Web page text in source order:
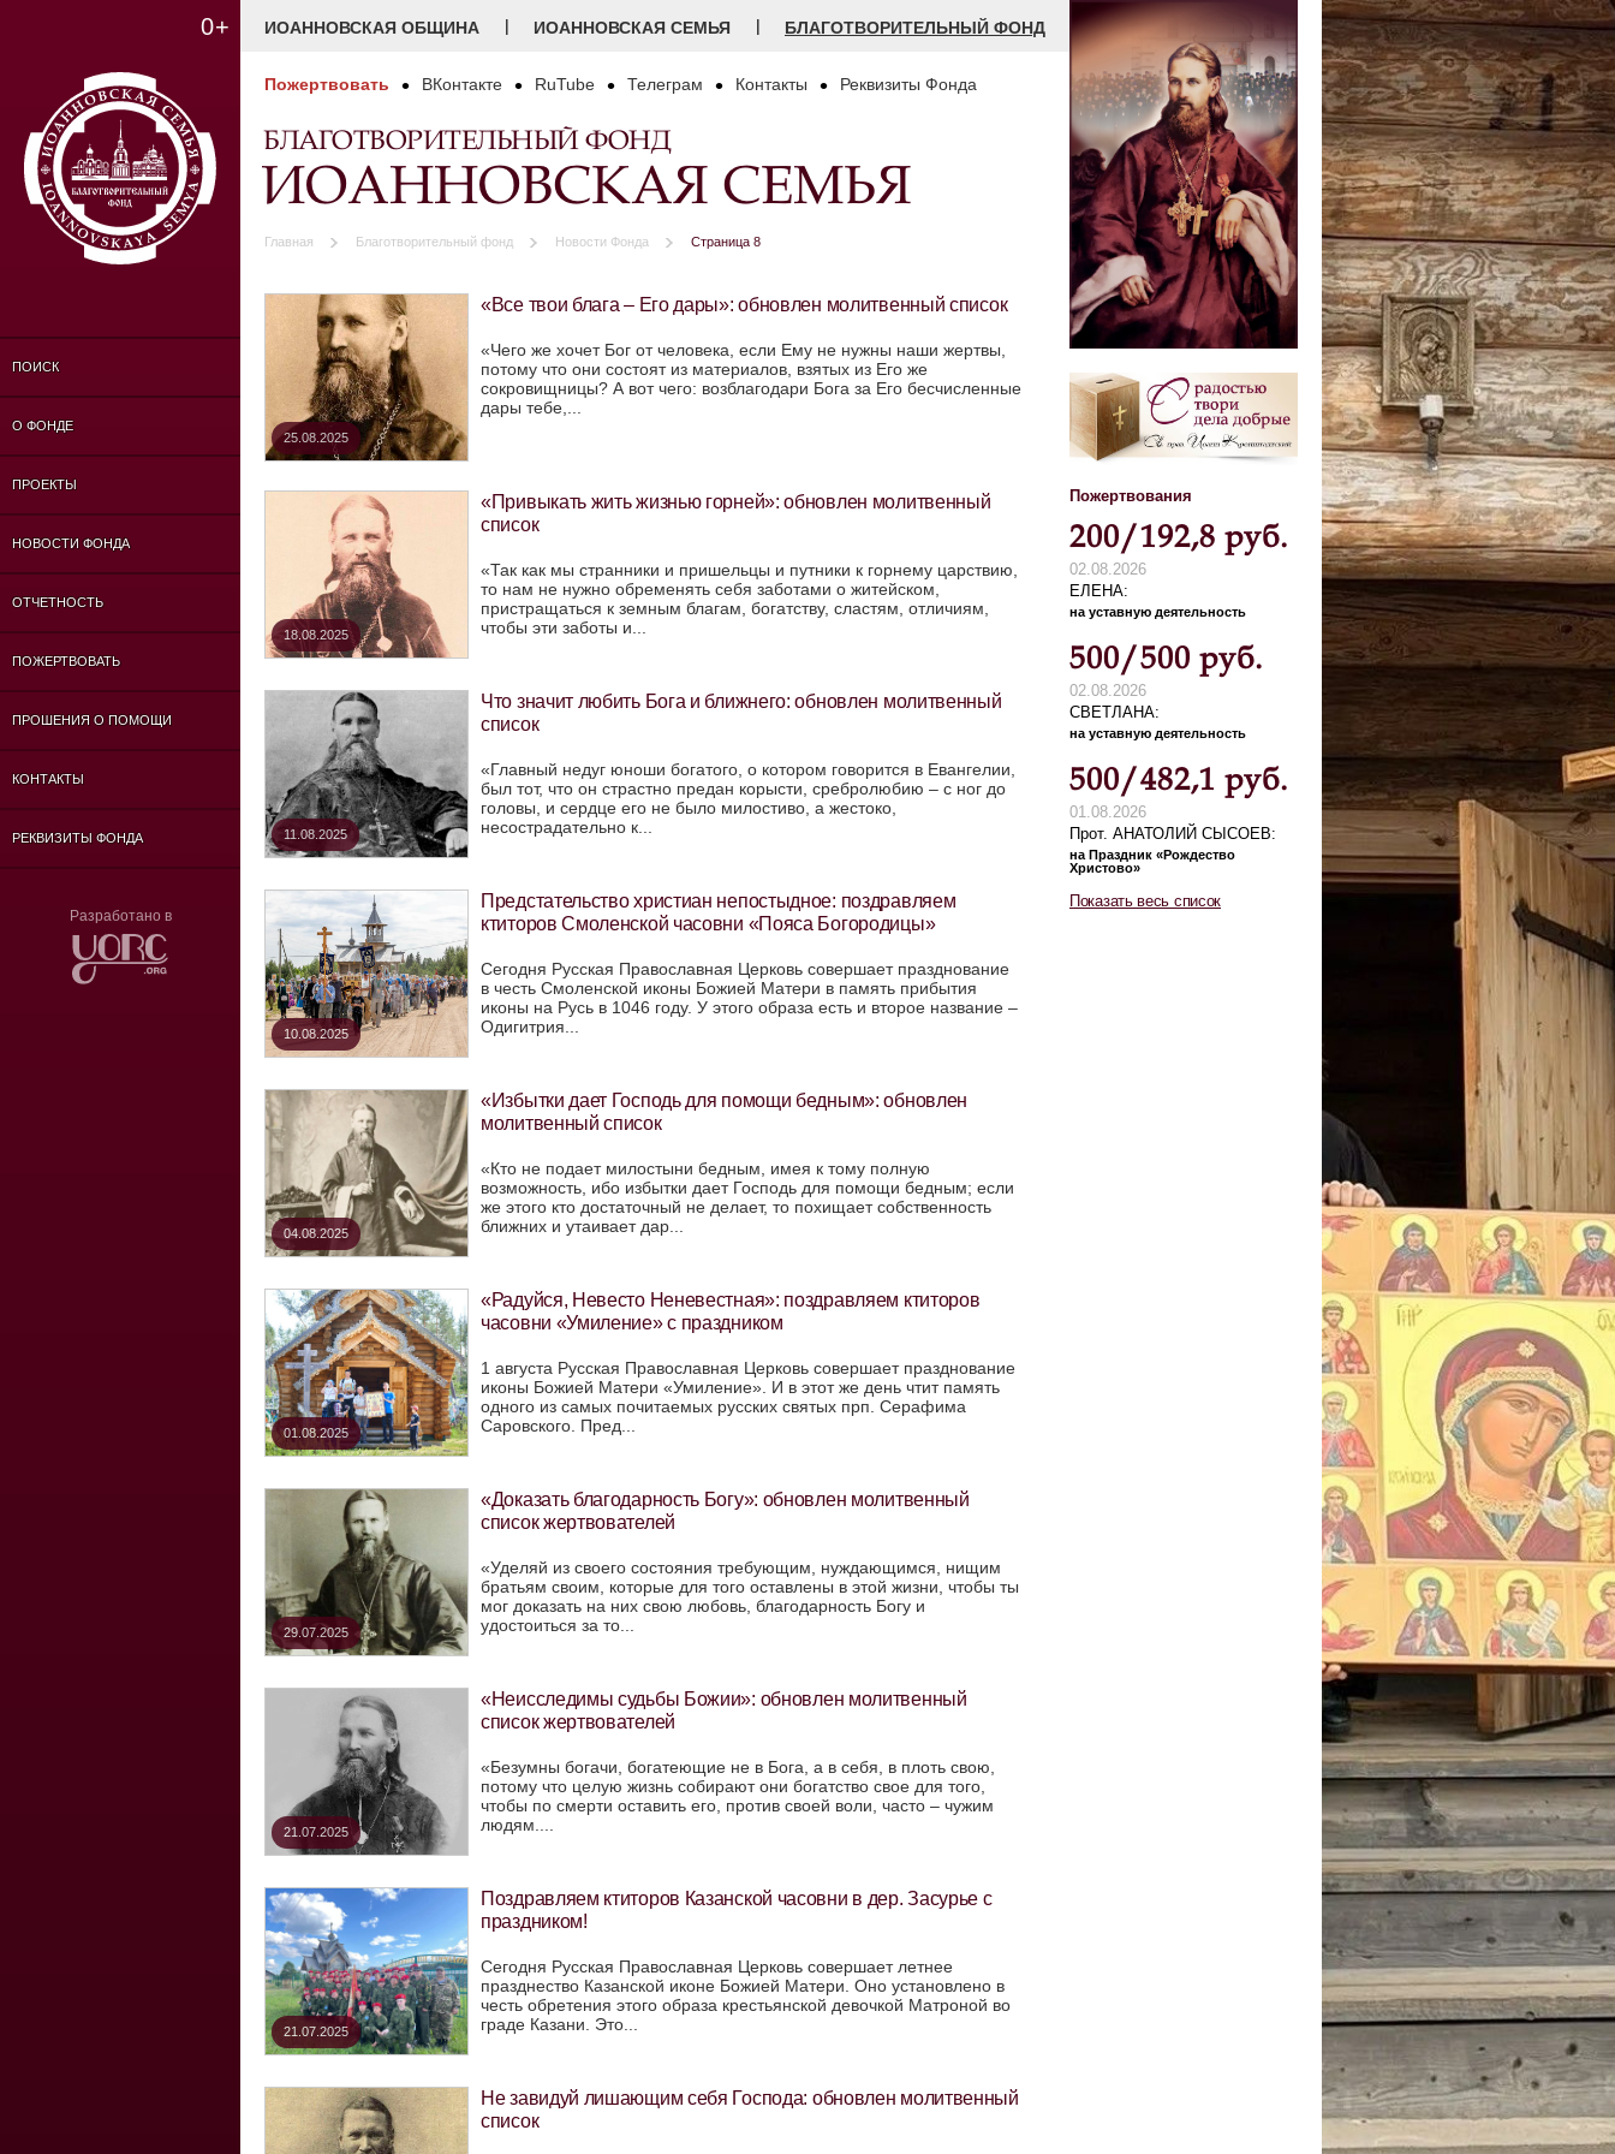
0+
ПОИСК
О ФОНДЕ
ПРОЕКТЫ
НОВОСТИ ФОНДА
ОТЧЕТНОСТЬ
ПОЖЕРТВОВАТЬ
ПРОШЕНИЯ О ПОМОЩИ
КОНТАКТЫ
РЕКВИЗИТЫ ФОНДА
Разработано в
ИОАННОВСКАЯ ОБЩИНА | ИОАННОВСКАЯ СЕМЬЯ | БЛАГОТВОРИТЕЛЬНЫЙ ФОНД
Пожертвовать ВКонтакте RuTube Телеграм Контакты Реквизиты Фонда
БЛАГОТВОРИТЕЛЬНЫЙ ФОНД
ИОАННОВСКАЯ СЕМЬЯ
Главная Благотворительный фонд Новости Фонда Страница 8
25.08.2025
«Все твои блага – Его дары»: обновлен молитвенный список
«Чего же хочет Бог от человека, если Ему не нужны наши жертвы,
потому что они состоят из материалов, взятых из Его же
сокровищницы? А вот чего: возблагодари Бога за Его бесчисленные
дары тебе,...
18.08.2025
«Привыкать жить жизнью горней»: обновлен молитвенный
список
«Так как мы странники и пришельцы и путники к горнему царствию,
то нам не нужно обременять себя заботами о житейском,
пристращаться к земным благам, богатству, сластям, отличиям,
чтобы эти заботы и...
11.08.2025
Что значит любить Бога и ближнего: обновлен молитвенный
список
«Главный недуг юноши богатого, о котором говорится в Евангелии,
был тот, что он страстно предан корысти, сребролюбию – с ног до
головы, и сердце его не было милостиво, а жестоко,
несострадательно к...
10.08.2025
Предстательство христиан непостыдное: поздравляем
ктиторов Смоленской часовни «Пояса Богородицы»
Сегодня Русская Православная Церковь совершает празднование
в честь Смоленской иконы Божией Матери в память прибытия
иконы на Русь в 1046 году. У этого образа есть и второе название –
Одигитрия...
04.08.2025
«Избытки дает Господь для помощи бедным»: обновлен
молитвенный список
«Кто не подает милостыни бедным, имея к тому полную
возможность, ибо избытки дает Господь для помощи бедным; если
же этого кто достаточный не делает, то похищает собственность
ближних и утаивает дар...
01.08.2025
«Радуйся, Невесто Неневестная»: поздравляем ктиторов
часовни «Умиление» с праздником
1 августа Русская Православная Церковь совершает празднование
иконы Божией Матери «Умиление». И в этот же день чтит память
одного из самых почитаемых русских святых прп. Серафима
Саровского. Пред...
29.07.2025
«Доказать благодарность Богу»: обновлен молитвенный
список жертвователей
«Уделяй из своего состояния требующим, нуждающимся, нищим
братьям своим, которые для того оставлены в этой жизни, чтобы ты
мог доказать на них свою любовь, благодарность Богу и
удостоиться за то...
21.07.2025
«Неисследимы судьбы Божии»: обновлен молитвенный
список жертвователей
«Безумны богачи, богатеющие не в Бога, а в себя, в плоть свою,
потому что целую жизнь собирают они богатство свое для того,
чтобы по смерти оставить его, против своей воли, часто – чужим
людям....
21.07.2025
Поздравляем ктиторов Казанской часовни в дер. Засурье с
праздником!
Сегодня Русская Православная Церковь совершает летнее
празднество Казанской иконе Божией Матери. Оно установлено в
честь обретения этого образа крестьянской девочкой Матроной во
граде Казани. Это...
Не завидуй лишающим себя Господа: обновлен молитвенный
список
Пожертвования
200/192,8 руб.
02.08.2026
ЕЛЕНА
на уставную деятельность
500/500 руб.
02.08.2026
СВЕТЛАНА
на уставную деятельность
500/482,1 руб.
01.08.2026
Прот. АНАТОЛИЙ СЫСОЕВ
на Праздник «Рождество
Христово»
Показать весь список